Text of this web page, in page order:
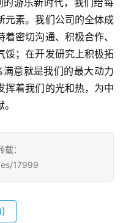
元素。我们公司的全体成
密切沟通、积极合作、
馁；在开发研究上积极拓
意就是我们的最大动力
挥着我们的光和热，为中
：
17999